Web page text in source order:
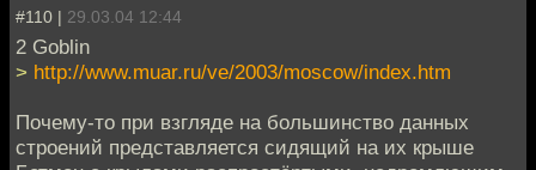
#110 | 29.03.04 12:44
2 Goblin
> http://www.muar.ru/ve/2003/moscow/index.htm
Почему-то при взгляде на большинство данных
строений представляется сидящий на их крыше